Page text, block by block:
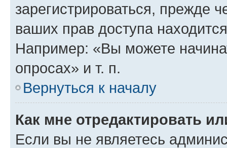
зарегистрироваться, прежде
ваших прав доступа
Например: «Вы можете
опросах» и т. п.
Вернуться к началу
Как мне отредактировать
Если вы не являетесь